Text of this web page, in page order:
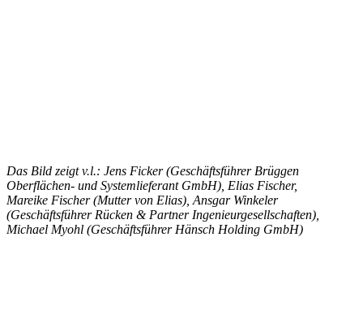
Das Bild zeigt v.l.: Jens Ficker (Geschäftsführer Brüggen
Oberflächen- und Systemlieferant GmbH), Elias Fischer,
Mareike Fischer (Mutter von Elias), Ansgar Winkeler
(Geschäftsführer Rücken & Partner Ingenieurgesellschaften),
Michael Myohl (Geschäftsführer Hänsch Holding GmbH)